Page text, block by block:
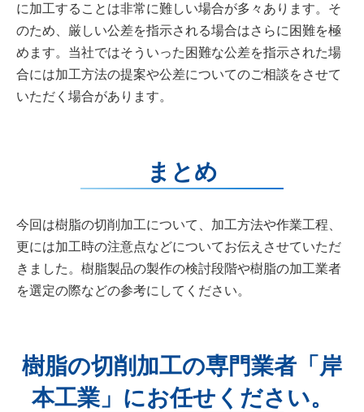
に加工することは非常に難しい場合が多々あります。そ
のため、厳しい公差を指示される場合はさらに困難を極
めます。当社ではそういった困難な公差を指示された場
合には加工方法の提案や公差についてのご相談をさせて
いただく場合があります。
まとめ
今回は樹脂の切削加工について、加工方法や作業工程、
更には加工時の注意点などについてお伝えさせていただ
きました。樹脂製品の製作の検討段階や樹脂の加工業者
を選定の際などの参考にしてください。
樹脂の切削加工の専門業者「岸
本工業」にお任せください。